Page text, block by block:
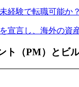
経験で転職可能か
宣言し、海外の資
ト（PM）とビ